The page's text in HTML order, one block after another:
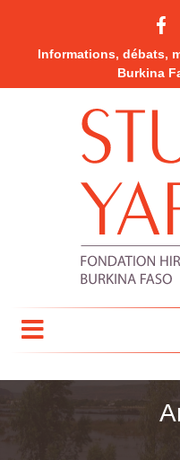
Informations, débats,
Burkina